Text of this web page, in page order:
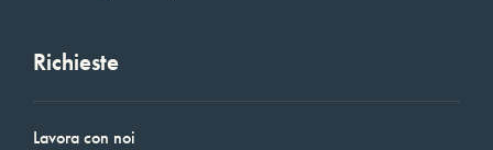
Richieste
Lavora con noi